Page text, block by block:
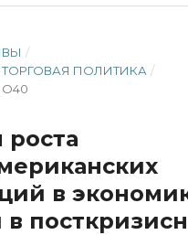
/
ТОРГОВАЯ ПОЛИТИКА /
в
в